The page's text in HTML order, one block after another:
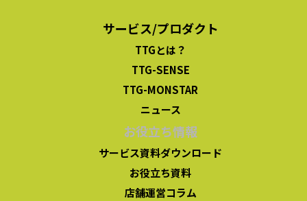
サービス/プロダクト
TTGとは？
TTG-SENSE
TTG-MONSTAR
ニュース
お役立ち情報
サービス資料ダウンロード
お役立ち資料
店舗運営コラム